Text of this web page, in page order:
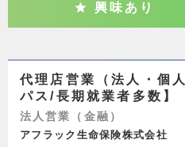
興味あり
代理店営業（法人・個
パス/長期就業者多数】
法人営業（金融）
アフラック生命保険株式会社